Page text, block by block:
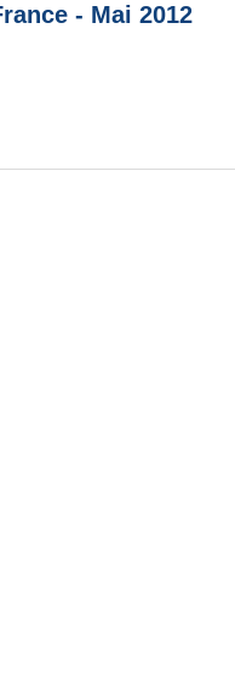
- Mai 2012